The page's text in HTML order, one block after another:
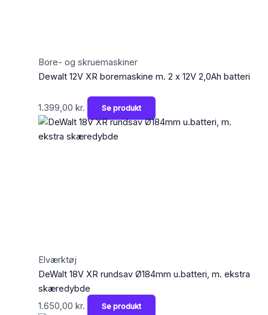
Bore- og skruemaskiner
Dewalt 12V XR boremaskine m. 2 x 12V 2,0Ah batteri
1.399,00 kr. Se produkt
Elværktøj
DeWalt 18V XR rundsav Ø184mm u.batteri, m. ekstra
skæredybde
1.650,00 kr. Se produkt